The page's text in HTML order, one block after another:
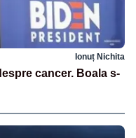
Ionuț Nichita
cancer. Boala s-